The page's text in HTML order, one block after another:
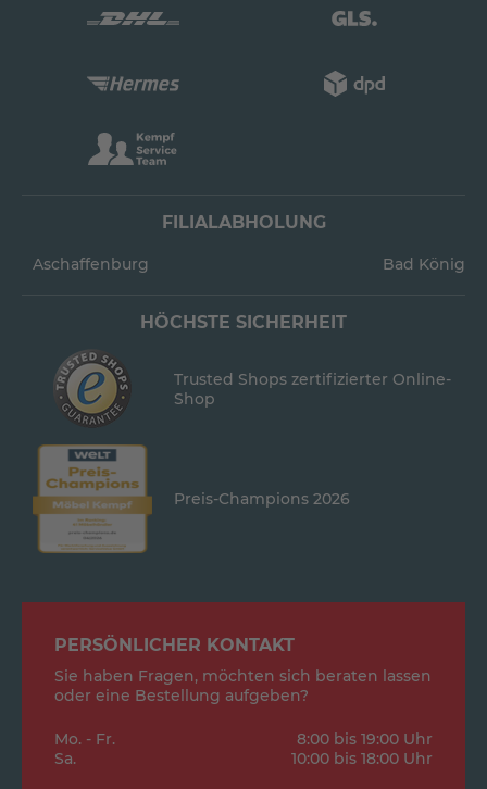
FILIALABHOLUNG
Aschaffenburg Bad König
HÖCHSTE SICHERHEIT
Trusted Shops zertifizierter Online-
Shop
Preis-Champions 2026
PERSÖNLICHER KONTAKT
Sie haben Fragen, möchten sich beraten lassen
oder eine Bestellung aufgeben?
Mo. - Fr.
8:00 bis 19:00 Uhr
Sa.
10:00 bis 18:00 Uhr